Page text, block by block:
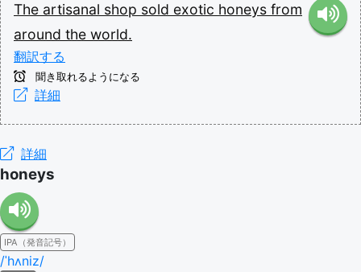
The artisanal shop sold exotic honeys from
around the world.
翻訳する
聞き取れるようになる
詳細
詳細
honeys
IPA（発音記号）
/ˈhʌniz/